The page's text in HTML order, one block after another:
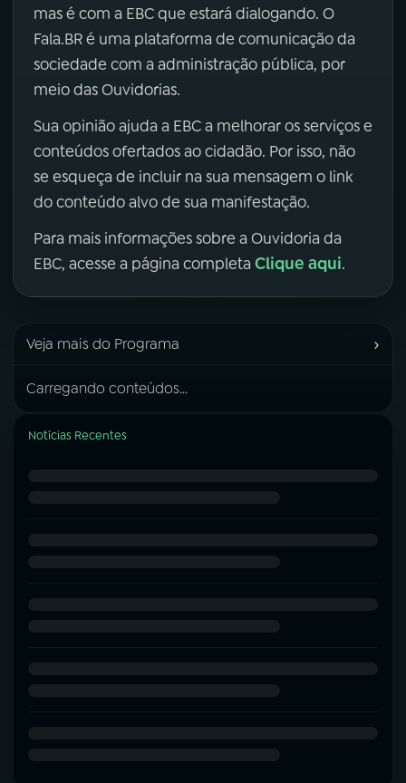
mas é com a EBC que estará dialogando. O
Fala.BR é uma plataforma de comunicação da
sociedade com a administração pública, por
meio das Ouvidorias.
Sua opinião ajuda a EBC a melhorar os serviços e
conteúdos ofertados ao cidadão. Por isso, não
se esqueça de incluir na sua mensagem o link
do conteúdo alvo de sua manifestação.
Para mais informações sobre a Ouvidoria da
EBC, acesse a página completa Clique aqui.
Veja mais do Programa ›
Carregando conteúdos...
Notícias Recentes